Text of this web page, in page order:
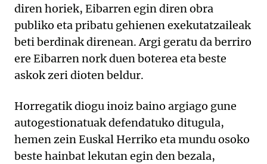
diren horiek, Eibarren egin diren obra
publiko eta pribatu gehienen exekutatzaileak
beti berdinak direnean. Argi geratu da berriro
ere Eibarren nork duen boterea eta beste
askok zeri dioten beldur.
Horregatik diogu inoiz baino argiago gune
autogestionatuak defendatuko ditugula,
hemen zein Euskal Herriko eta mundu osoko
beste hainbat lekutan egin den bezala,